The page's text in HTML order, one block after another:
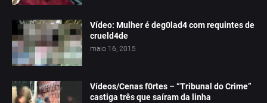
Vídeo: Mulher é deg0lad4 com requintes de
crueld4de
maio 16, 2015
Vídeos/Cenas f0rtes – “Tribunal do Crime”
castiga três que saíram da linha